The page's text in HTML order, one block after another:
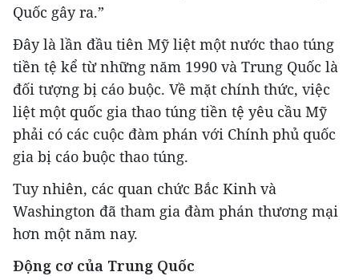
Quốc gây ra.”
Đây là lần đầu tiên Mỹ liệt một nước thao túng
tiền tệ kể từ những năm 1990 và Trung Quốc là
đối tượng bị cáo buộc. Về mặt chính thức, việc
liệt một quốc gia thao túng tiền tệ yêu cầu Mỹ
phải có các cuộc đàm phán với Chính phủ quốc
gia bị cáo buộc thao túng.
Tuy nhiên, các quan chức Bắc Kinh và
Washington đã tham gia đàm phán thương mại
hơn một năm nay.
Động cơ của Trung Quốc